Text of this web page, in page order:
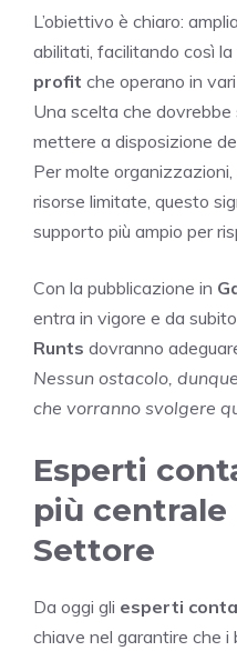
L’obiettivo è chiaro:
abilitati, facilitando così
profit che operano in
Una scelta che dovrebbe
mettere a disposizione
Per molte
risorse limitate, questo
supporto più ampio per
Con la pubblicazione in
entra in vigore e da
Runts dovranno
Nessun ostacolo,
che vorranno svolgere
Esperti
più centrale
Settore
Da oggi gli esperti
chiave nel garantire che i